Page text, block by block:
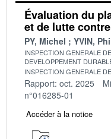
Évaluation du
et de lutte
PY, Michel YVIN,
INSPECTION GENERALE
DEVELOPPEMENT
INSPECTION GENERALE
Rapport: oct. 2025
n°016285-01
Accéder à la notice